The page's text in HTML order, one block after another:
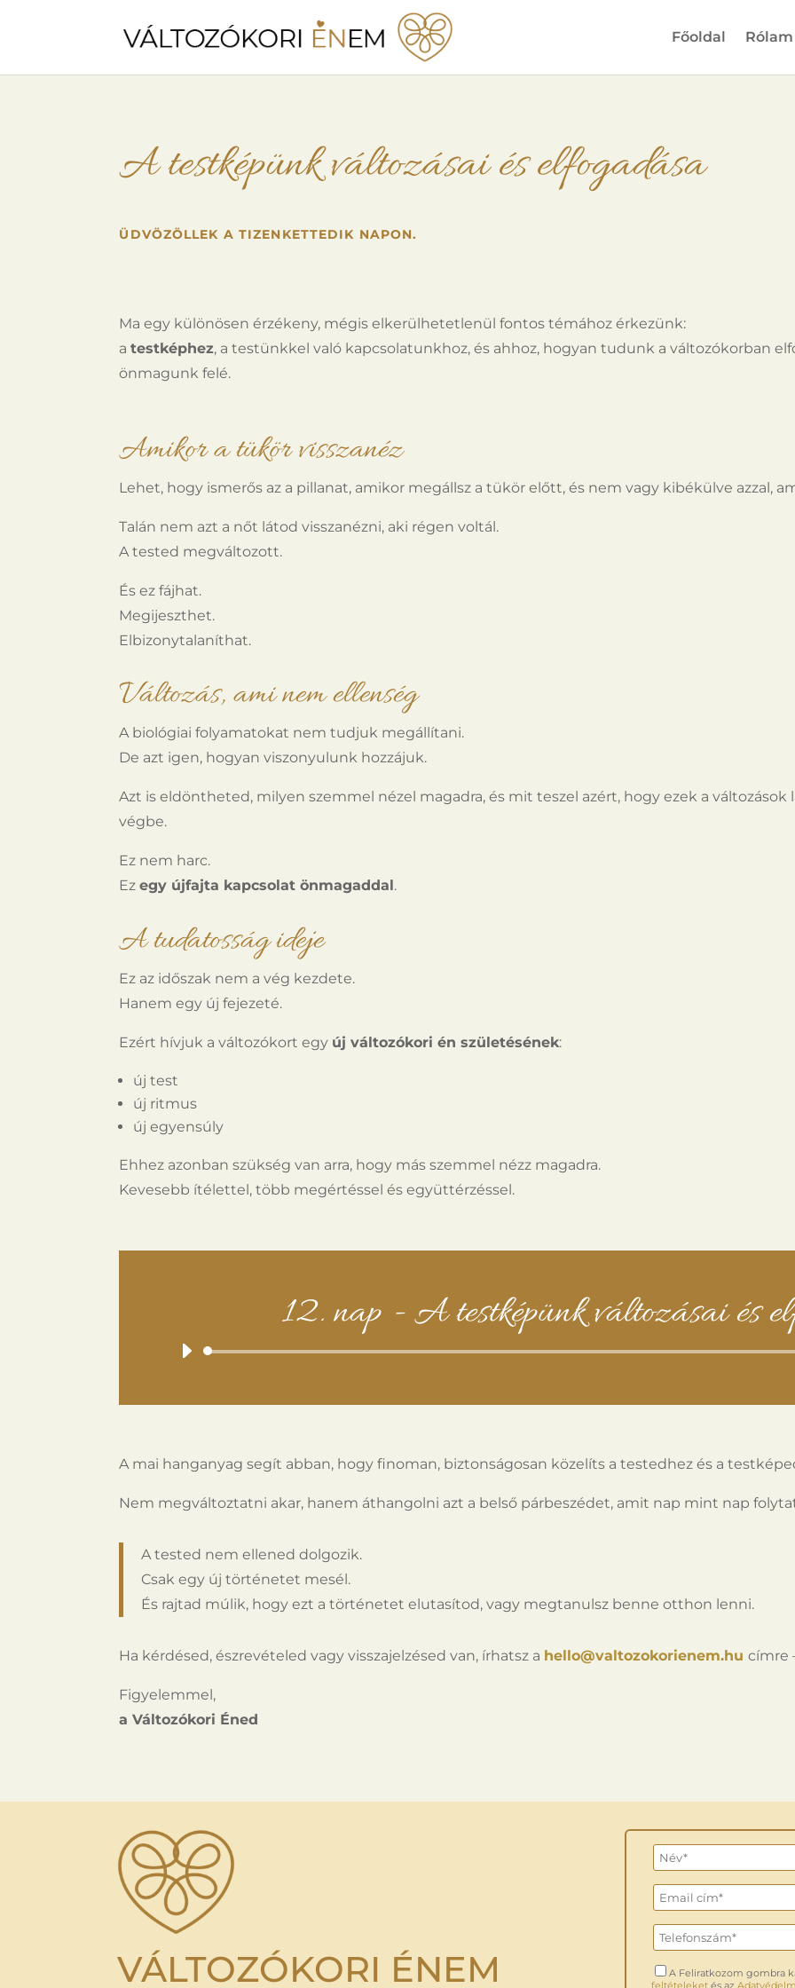
Főoldal Rólam
A testképünk változásai és elfogadása
ÜDVÖZÖLLEK A TIZENKETTEDIK NAPON.
Ma egy különösen érzékeny, mégis elkerülhetetlenül fontos témához érkezünk:
atestképhez, a testünkkel való kapcsolatunkhoz, és ahhoz, hogyan tudunk a változókorban
önmagunk felé.
Amikor a tükör visszanéz
Lehet, hogy ismerős az a pillanat, amikor megállsz a tükör előtt, és nem vagy kibékülve azzal,
Talán nem azt a nőt látod visszanézni, aki régen voltál.
A tested megváltozott.
És ez fájhat.
Megijeszthet.
Elbizonytalaníthat.
Változás, ami nem ellenség
A biológiai folyamatokat nem tudjuk megállítani.
De azt igen, hogyan viszonyulunk hozzájuk.
Azt is eldöntheted, milyen szemmel nézel magadra, és mit teszel azért, hogy ezek a
végbe.
Ez nem harc.
Ezegy újfajta kapcsolat önmagaddal .
A tudatosság ideje
Ez az időszak nem a vég kezdete.
Hanem egy új fejezeté.
Ezért hívjuk a változókort egy új változókori én születésének:
új test
új ritmus
új egyensúly
Ehhez azonban szükség van arra, hogy más szemmel nézz magadra.
Kevesebb ítélettel, több megértéssel és együttérzéssel.
12. nap - A testképünk változásai és
Audió
A mai hanganyag segít abban, hogy finoman, biztonságosan közelíts a testedhez és a
Nem megváltoztatni akar, hanem áthangolni azt a belső párbeszédet, amit nap mint nap
A tested nem ellened dolgozik.
Csak egy új történetet mesél.
És rajtad múlik, hogy ezt a történetet elutasítod, vagy megtanulsz benne otthon lenni.
Ha kérdésed, észrevételed vagy visszajelzésed van, írhatsz a hello@valtozokorienem.hucímre
Figyelemmel,
a Változókori Éned
VÁLTOZÓKORI ÉNEM A Feliratkozom gombra
feltételeketés az